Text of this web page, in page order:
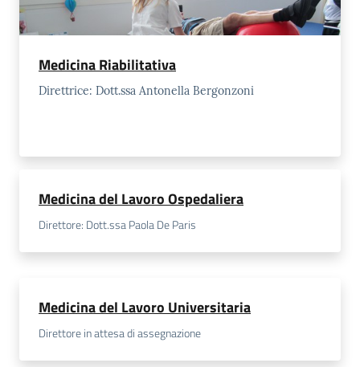
Medicina Riabilitativa
Direttrice: Dott.ssa Antonella Bergonzoni
Medicina del Lavoro Ospedaliera
Direttore: Dott.ssa Paola De Paris
Medicina del Lavoro Universitaria
Direttore in attesa di assegnazione